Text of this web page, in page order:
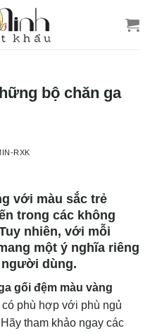
bộ chăn ga
RXK
với màu sắc trẻ
trong các không
nhiên, với mỗi
một ý nghĩa riêng
dùng.
gối đệm màu vàng
phù hợp với phù ngủ
tham khảo ngay các